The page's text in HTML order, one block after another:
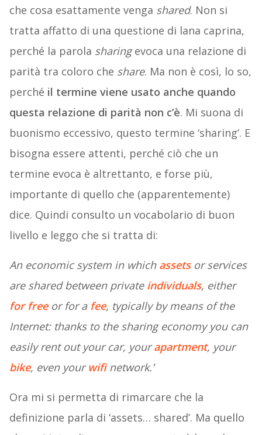
che cosa esattamente venga shared. Non si
tratta affatto di una questione di lana caprina,
perché la parola sharingevoca una relazione di
parità tra coloro che share. Ma non è così, lo so,
perché il termine viene usato anche quando
questa relazione di parità non c’è. Mi suona di
buonismo eccessivo, questo termine ‘sharing’. E
bisogna essere attenti, perché ciò che un
termine evoca è altrettanto, e forse più,
importante di quello che (apparentemente)
dice. Quindi consulto un vocabolario di buon
livello e leggo che si tratta di:
An economic system in which assetsor services
are shared between private individuals, either
for freeor for a fee, typically by means of the
Internet: thanks to the sharing economy you can
easily rent out your car, yourapartment, your
bike, even yourwifinetwork.’
Ora mi si permetta di rimarcare che la
definizione parla di ‘assets… shared’. Ma quello